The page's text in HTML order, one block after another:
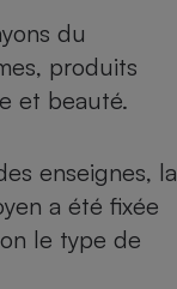
du
produits
et beauté.
enseignes, la
a été fixée
le type de